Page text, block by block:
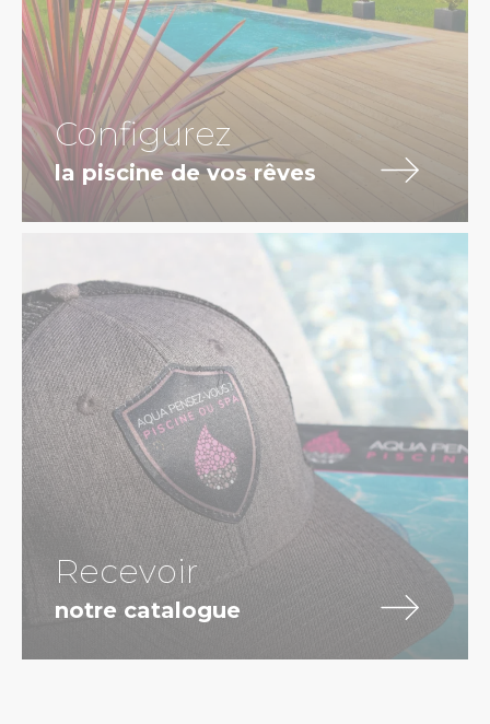
Configurez
la piscine de vos rêves
Recevoir
notre catalogue